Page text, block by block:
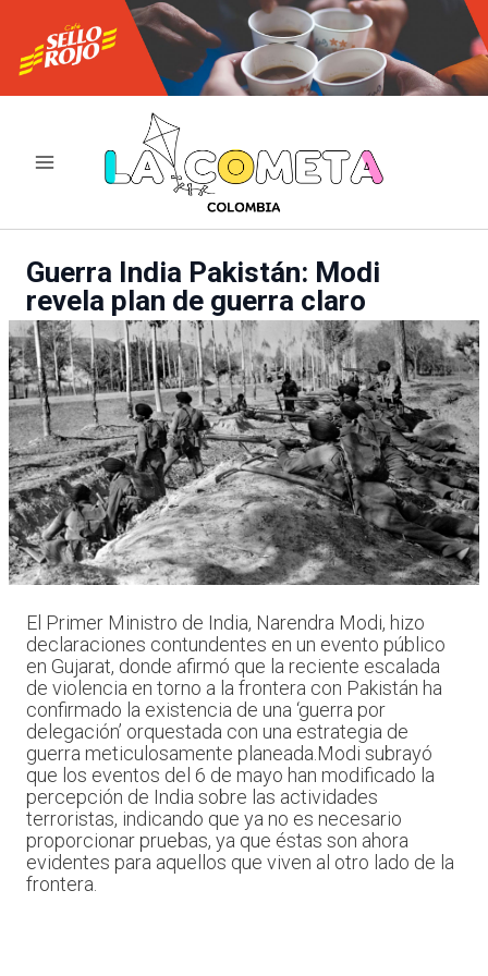
contenido
Guerra India Pakistán: Modi
revela plan de guerra claro
El Primer Ministro de India, Narendra Modi, hizo
declaraciones contundentes en un evento público
en Gujarat, donde afirmó que la reciente escalada
de violencia en torno a la frontera con Pakistán ha
confirmado la existencia de una ‘guerra por
delegación’ orquestada con una estrategia de
guerra meticulosamente planeada.Modi subrayó
que los eventos del 6 de mayo han modificado la
percepción de India sobre las actividades
terroristas, indicando que ya no es necesario
proporcionar pruebas, ya que éstas son ahora
evidentes para aquellos que viven al otro lado de la
frontera.